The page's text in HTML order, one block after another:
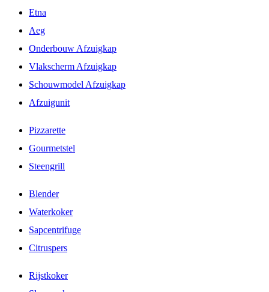
Etna
Aeg
Onderbouw Afzuigkap
Vlakscherm Afzuigkap
Schouwmodel Afzuigkap
Afzuigunit
Pizzarette
Gourmetstel
Steengrill
Blender
Waterkoker
Sapcentrifuge
Citruspers
Rijstkoker